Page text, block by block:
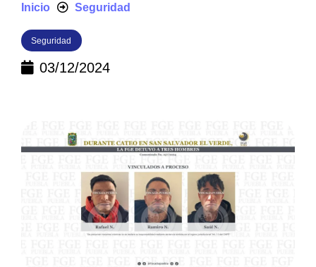
Inicio Seguridad
Seguridad
03/12/2024